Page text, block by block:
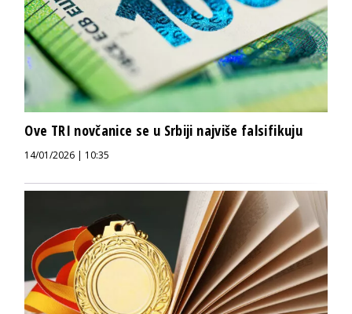
Ove TRI novčanice se u Srbiji najviše falsifikuju
14/01/2026 | 10:35